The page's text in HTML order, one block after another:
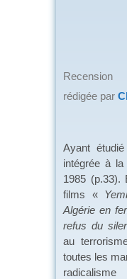
Recension
rédigée par
Ayant
intégrée à la
1985 (p.33).
films «
Algérie en
refus du
au
toutes les